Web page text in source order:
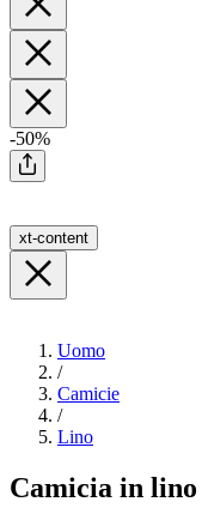
-50%
xt-content
Uomo
/
Camicie
/
Lino
Camicia in lino